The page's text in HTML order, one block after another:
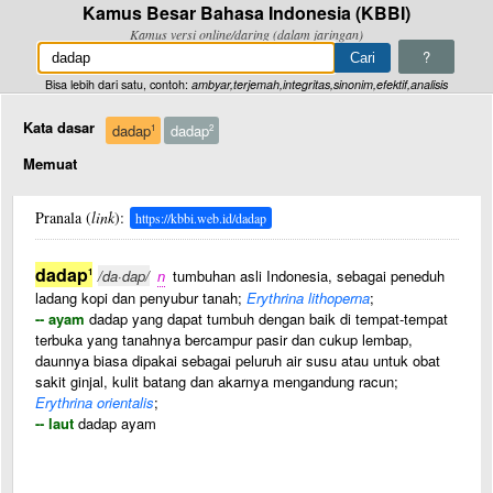
Kamus Besar Bahasa Indonesia (KBBI)
Kamus versi online/daring (dalam jaringan)
?
Bisa lebih dari satu, contoh: ambyar,terjemah,integritas,sinonim,efektif,analisis
Kata dasar dadap1 dadap2
Memuat
Pranala (link): https://kbbi.web.id/dadap
dadap1 /da·dap/ n tumbuhan asli Indonesia, sebagai peneduh
ladang kopi dan penyubur tanah; Erythrina lithoperna;
-- ayam dadap yang dapat tumbuh dengan baik di tempat-tempat
terbuka yang tanahnya bercampur pasir dan cukup lembap,
daunnya biasa dipakai sebagai peluruh air susu atau untuk obat
sakit ginjal, kulit batang dan akarnya mengandung racun;
Erythrina orientalis;
-- laut dadap ayam